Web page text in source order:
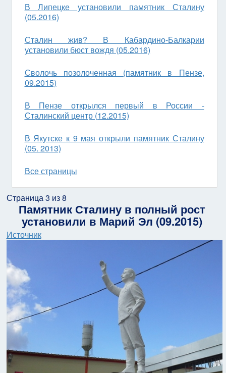
В Липецке установили памятник Сталину
(05.2016)
Сталин жив? В Кабардино-Балкарии
установили бюст вождя (05.2016)
Сволочь позолоченная (памятник в Пензе,
09.2015)
В Пензе открылся первый в России -
Сталинский центр (12.2015)
В Якутске к 9 мая открыли памятник Сталину
(05. 2013)
Все страницы
Страница 3 из 8
Памятник Сталину в полный рост
установили в Марий Эл (09.2015)
Источник